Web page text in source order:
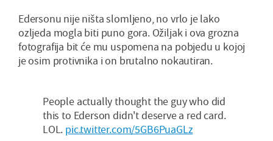
Edersonu nije ništa slomljeno, no vrlo je lako
ozljeda mogla biti puno gora. Ožiljak i ova grozna
fotografija bit će mu uspomena na pobjedu u kojoj
je osim protivnika i on brutalno nokautiran.
People actually thought the guy who did
this to Ederson didn't deserve a red card.
LOL. pic.twitter.com/5GB6PuaGLz